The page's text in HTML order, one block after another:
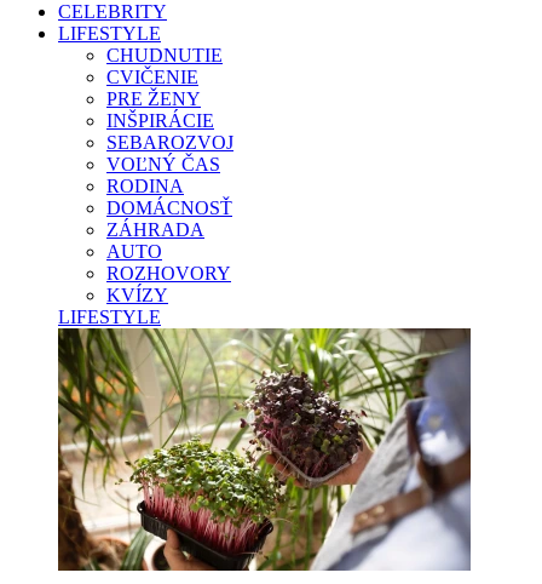
CELEBRITY
LIFESTYLE
CHUDNUTIE
CVIČENIE
PRE ŽENY
INŠPIRÁCIE
SEBAROZVOJ
VOĽNÝ ČAS
RODINA
DOMÁCNOSŤ
ZÁHRADA
AUTO
ROZHOVORY
KVÍZY
LIFESTYLE